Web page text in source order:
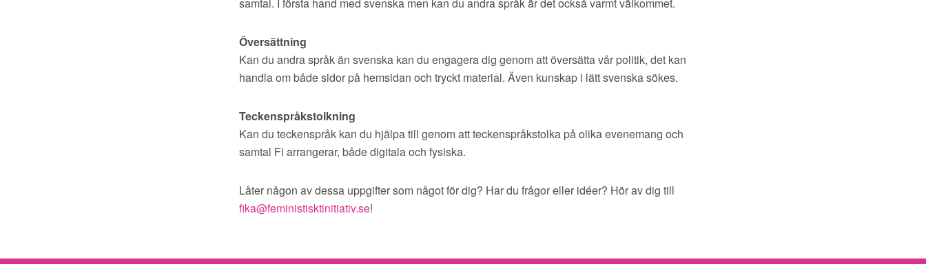
Översättning
Kan du andra språk än svenska kan du engagera dig genom att översätta vår politik, det kan
handla om både sidor på hemsidan och tryckt material. Även kunskap i lätt svenska sökes.
Teckenspråkstolkning
Kan du teckenspråk kan du hjälpa till genom att teckenspråkstolka på olika evenemang och
samtal Fi arrangerar, både digitala och fysiska.
Låter någon av dessa uppgifter som något för dig? Har du frågor eller idéer? Hör av dig till
fika@feministisktinitiativ.se!